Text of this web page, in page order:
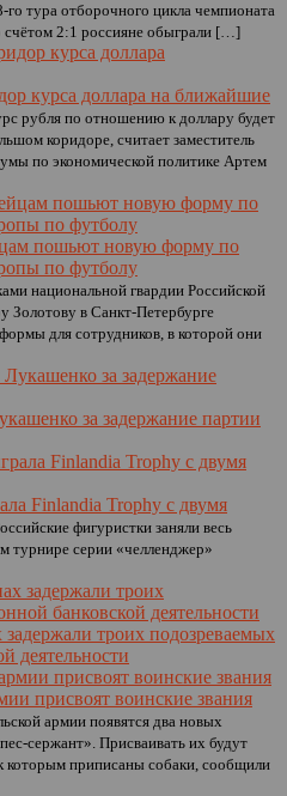
го тура отборочного цикла чемпионата
счётом 2:1 россияне обыграли […]
курса доллара на ближайшие
рубля по отношению к доллару будет
коридоре, считает заместитель
по экономической политике Артем
пошьют новую форму по
по футболу
национальной гвардии Российской
Золотову в Санкт-Петербурге
для сотрудников, в которой они
за задержание партии
Finlandia Trophy с двумя
фигуристки заняли весь
турнире серии «челленджер»
троих подозреваемых
деятельности
присвоят воинские звания
армии появятся два новых
сержант». Присваивать их будут
которым приписаны собаки, сообщили